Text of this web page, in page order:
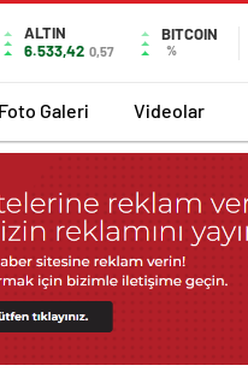
ALTIN
6.533,42 0,57
BITCOIN
%
Foto Galeri Videolar